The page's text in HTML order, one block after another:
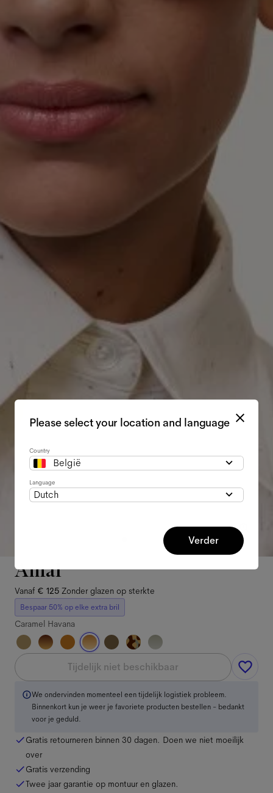
Amal
Vanaf € 125 Zonder glazen op sterkte
Bespaar 50% op elke extra bril
Caramel Havana
Tijdelijk niet beschikbaar
We ondervinden momenteel een tijdelijk logistiek probleem.
Binnenkort kun je weer je favoriete producten bestellen - bedankt
voor je geduld.
Gratis retourneren binnen 30 dagen. Doen we niet moeilijk
over
Gratis verzending
Twee jaar garantie op montuur en glazen.
Please select your location and language
Country
België
Language
Dutch
Verder